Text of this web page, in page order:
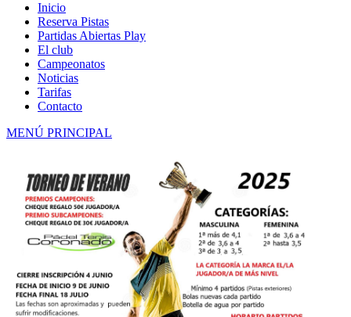
Inicio
Reserva Pistas
Partidas Abiertas Play
El club
Campeonatos
Noticias
Tarifas
Contacto
MENÚ PRINCIPAL